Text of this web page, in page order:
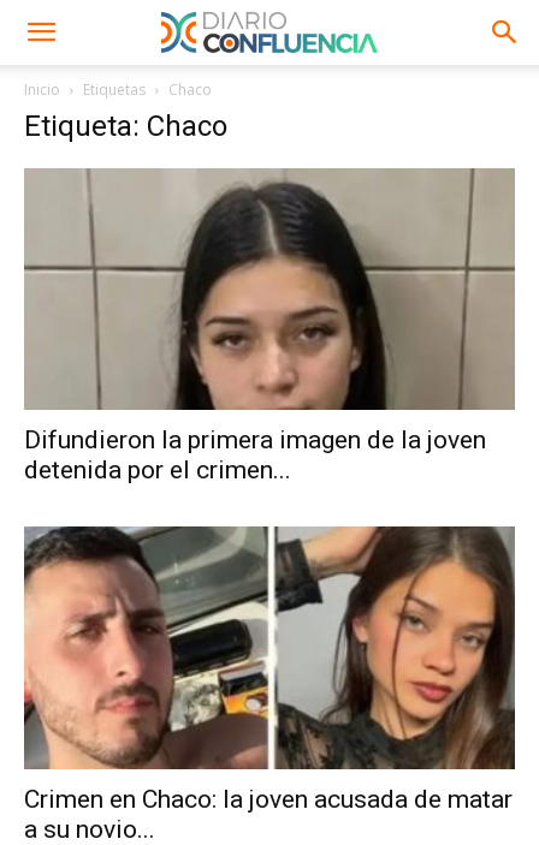
Inicio Etiquetas Chaco
Etiqueta: Chaco
Difundieron la primera imagen de la joven
detenida por el crimen...
Crimen en Chaco: la joven acusada de matar
a su novio...